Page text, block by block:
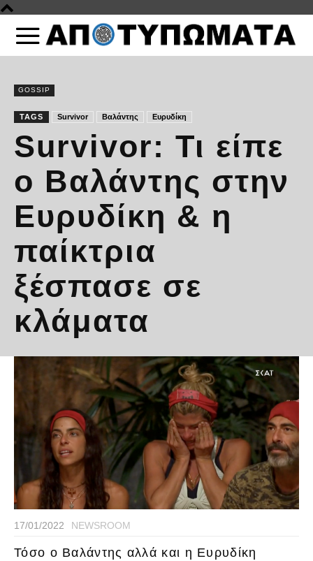
GOSSIP
TAGS Survivor Βαλάντης Ευρυδίκη
Survivor: Τι είπε
ο Βαλάντης στην
Ευρυδίκη & η
παίκτρια
ξέσπασε σε
κλάματα
17/01/2022 NEWSROOM
Τόσο ο Βαλάντης αλλά και η Ευρυδίκη